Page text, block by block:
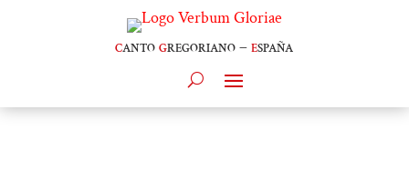
cantogregoriano –españa